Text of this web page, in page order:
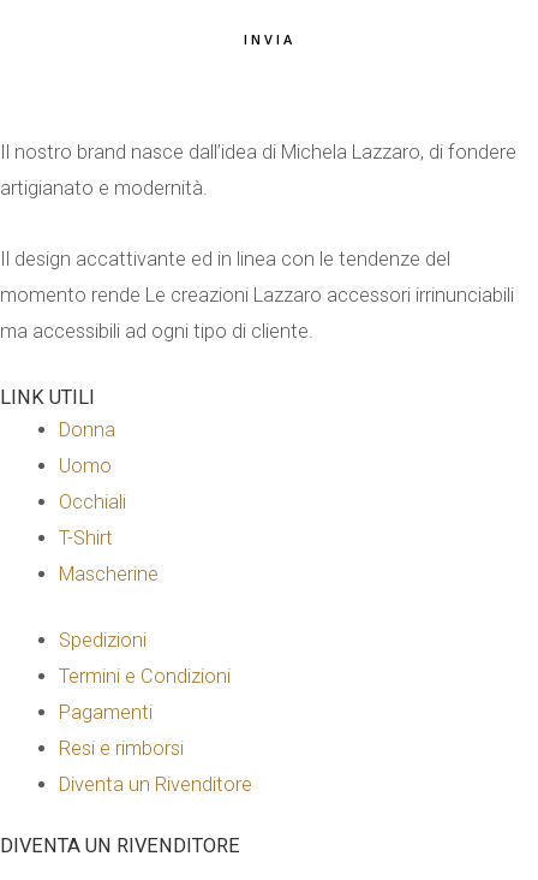
INVIA
Il nostro brand nasce dall’idea di Michela Lazzaro, di fondere
artigianato e modernità.
Il design accattivante ed in linea con le tendenze del
momento rende Le creazioni Lazzaro accessori irrinunciabili
ma accessibili ad ogni tipo di cliente.
LINK UTILI
Donna
Uomo
Occhiali
T-Shirt
Mascherine
Spedizioni
Termini e Condizioni
Pagamenti
Resi e rimborsi
Diventa un Rivenditore
DIVENTA UN RIVENDITORE